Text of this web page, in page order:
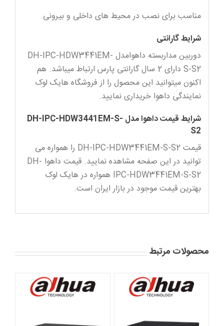
مناسب برای نصب در محیط های داخلی و بیرونی.
شرایط گارانتی
دوربین مداربسته داهوامدل DH-IPC-HDW3441EM-
S-S2 دارای 2 سال گارانتی پارس ارتباط میباشد. هم
اکنون میتوانید این محصول را از فروشگاه هایک لوک
نمایندگی داهوا خریداری نمایید.
شرایط قیمت داهوا مدل DH-IPC-HDW3441EM-S-
S2
قیمت DH-IPC-HDW3441EM-S-S2 را همواره می
توانید در این صفحه مشاهده نمایید. قیمت داهوا DH-
IPC-HDW3441EM-S-S2 همواره در هایک لوک
بهترین قیمت موجود در بازار ایران است.
محصولات مرتبط